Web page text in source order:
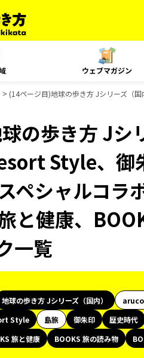
ウェブマガジン
(14ページ目)地球の歩き方 Jシリーズ（
の歩き方 Jシ
Style、御
ペシャルコラ
と健康、
一覧
地球の歩き方 Jシリーズ（国内）
Style 島旅 御朱印 歴史時代
旅と健康 BOOKS 旅の読み物